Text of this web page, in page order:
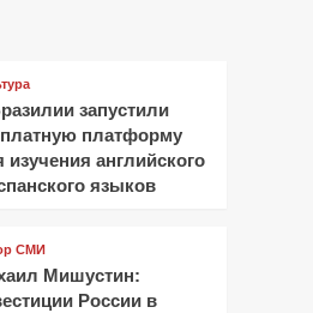
запустили
платформу
изучения английского
языков
СМИ
Мишустин:
России в